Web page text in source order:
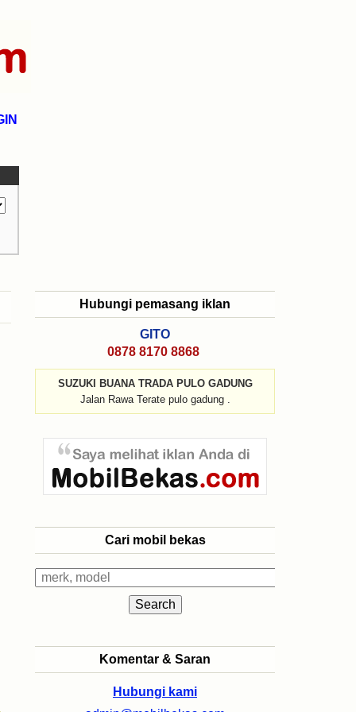
Hubungi pemasang iklan
GITO
0878 8170 8868
SUZUKI BUANA TRADA PULO GADUNG
Jalan Rawa Terate pulo gadung .
Cari mobil bekas
Komentar & Saran
Hubungi kami